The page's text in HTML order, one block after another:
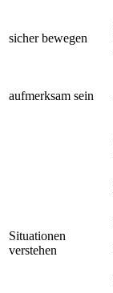
sicher bewegen
aufmerksam sein
Situationen
verstehen